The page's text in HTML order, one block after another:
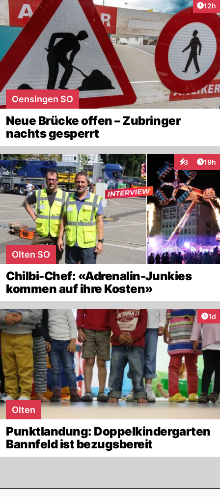
12h
Oensingen SO
Neue Brücke offen – Zubringer
nachts gesperrt
3
Interaktionen
19h
Olten SO
Chilbi-Chef: «Adrenalin-Junkies
kommen auf ihre Kosten»
1d
Olten
Punktlandung: Doppelkindergarten
Bannfeld ist bezugsbereit